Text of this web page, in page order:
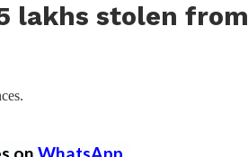
lakhs stolen from